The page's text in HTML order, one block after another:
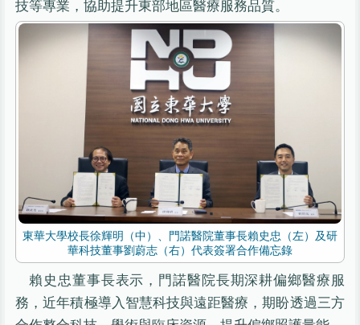
技等專業，協助提升東部地區醫療服務品質。
東華大學校長徐輝明（中）、門諾醫院董事長賴史忠（左）及研
華科技董事劉蔚志（右）代表簽署合作備忘錄
賴史忠董事長表示，門諾醫院長期深耕偏鄉醫療服
務，近年積極導入智慧科技與遠距醫療，期盼透過三方